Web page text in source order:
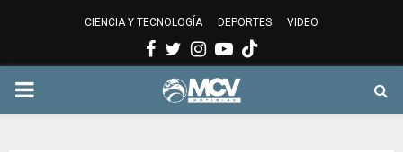
CIENCIA Y TECNOLOGÍA DEPORTES VIDEO
Facebook
Twitter
Instagram
Youtube
PRIMARY